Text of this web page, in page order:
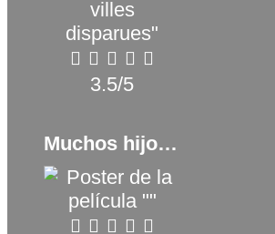
3.5/5
Muchos hijos, un mono y un castillo (2017)